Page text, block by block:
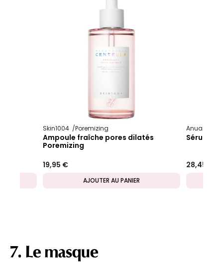
Skin1004 Poremizing
Ampoule fraîche pores dilatés
Poremizing
19,95 €
AJOUTER AU PANIER
Anua
Sérum
28,45 €
7. Le masque